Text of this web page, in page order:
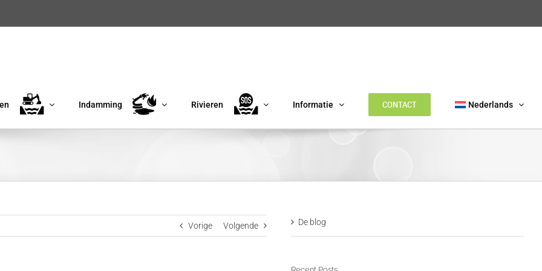
Indamming Rivieren Informatie CONTACT Nederlands
Vorige Volgende De blog